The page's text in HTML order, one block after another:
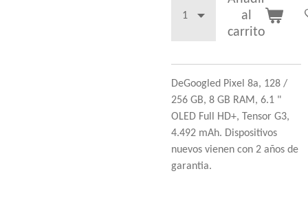
al
carrito
DeGoogled Pixel 8a, 128 /
256 GB, 8 GB RAM, 6.1 "
OLED Full HD+, Tensor G3,
4.492 mAh. Dispositivos
nuevos vienen con 2 años de
garantia.